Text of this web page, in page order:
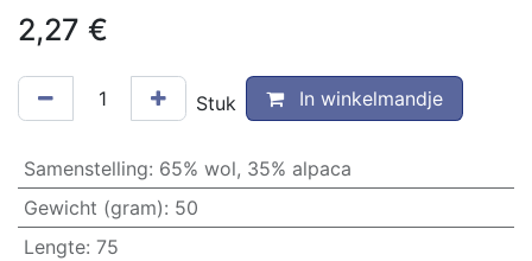
2,27 €
Stuk In winkelmandje
Samenstelling: 65% wol, 35% alpaca
Gewicht (gram): 50
Lengte: 75